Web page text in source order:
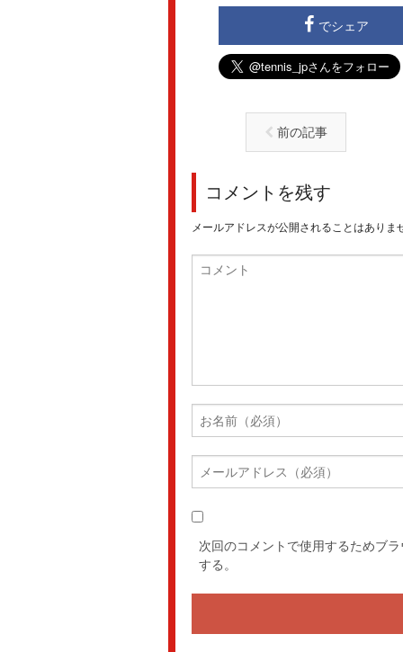
でシェア
前の記事
コメントを残す
メールアドレスが公開されることはあり
次回のコメントで使用するためブ
する。